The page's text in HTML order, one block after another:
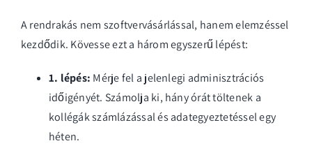
A rendrakás nem szoftvervásárlással, hanem elemzéssel
kezdődik. Kövesse ezt a három egyszerű lépést:
1. lépés: Mérje fel a jelenlegi adminisztrációs
időigényét. Számolja ki, hány órát töltenek a
kollégák számlázással és adategyeztetéssel egy
héten.